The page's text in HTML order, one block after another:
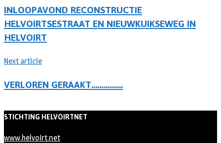
INLOOPAVOND RECONSTRUCTIE
HELVOIRTSESTRAAT EN NIEUWKUIKSEWEG IN
HELVOIRT
Next article
VERLOREN GERAAKT…………….
STICHTING HELVOIRTNET
www.helvoirt.net